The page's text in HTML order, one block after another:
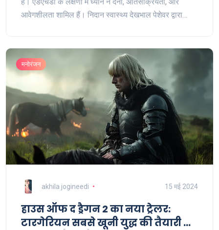
आवेगशीलता शामिल हैं। निदान स्वास्थ्य देखभाल पेशेवर द्वारा
मनोरंजन
akhila jogineedi 15 मई 2024
हाउस ऑफ द ड्रैगन 2 का नया ट्रेलर:
टारगेरियन सबसे खूनी युद्ध की तैयारी में,